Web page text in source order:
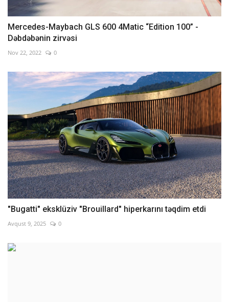
Mercedes-Maybach GLS 600 4Matic “Edition 100” -
Dəbdəbənin zirvəsi
Nov 22, 2022 0
"Bugatti" eksklüziv "Brouillard" hiperkarını təqdim etdi
Avqust 9, 2025 0